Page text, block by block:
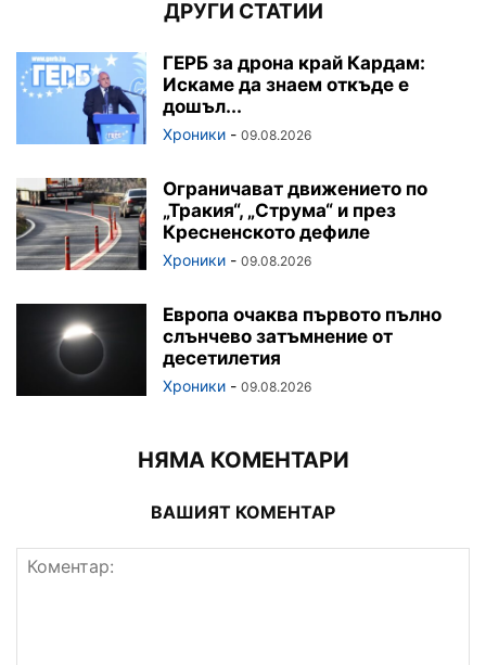
ДРУГИ СТАТИИ
ГЕРБ за дрона край Кардам:
Искаме да знаем откъде е
дошъл...
Хроники - 09.08.2026
Ограничават движението по
„Тракия“, „Струма“ и през
Кресненското дефиле
Хроники - 09.08.2026
Европа очаква първото пълно
слънчево затъмнение от
десетилетия
Хроники - 09.08.2026
НЯМА КОМЕНТАРИ
ВАШИЯТ КОМЕНТАР